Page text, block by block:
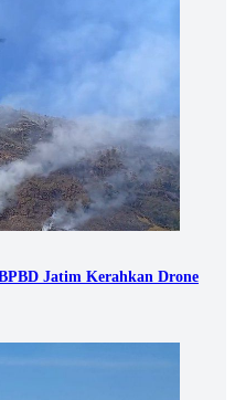
Jatim Kerahkan Drone